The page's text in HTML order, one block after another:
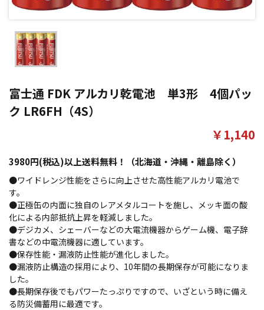
富士通 FDK アルカリ乾電池 単3形 4個パッ
ク LR6FH（4S）
3980円(税込)以上送料無料！（北海道・沖縄・離島除く）
￥1,140
●ワイドレンジ性能をさらに向上させた高性能アルカリ電池で
す。
●正極缶の内面に独自のレアメタルコートを施し、メッキ面の酸
化による内部抵抗上昇を軽減しました。
●デジカメ、シェーバーなどの大電流機器からゲーム機、電子辞
書などの中電流機器に適しています。
●保存性能・漏液防止性能が進化しました。
●漏液防止構造の採用により、10年間の長期保存が可能になりま
した。
●長期保存後でもパワーたっぷりですので、いざという時に備え
る防災備蓄用に最適です。